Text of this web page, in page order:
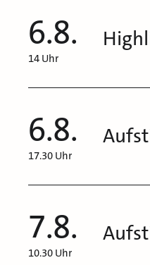
6.8.
14 Uhr
6.8.
17.30 Uhr
7.8.
10.30 Uhr